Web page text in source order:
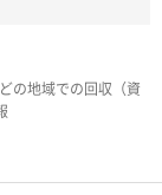
の地域での回収（資